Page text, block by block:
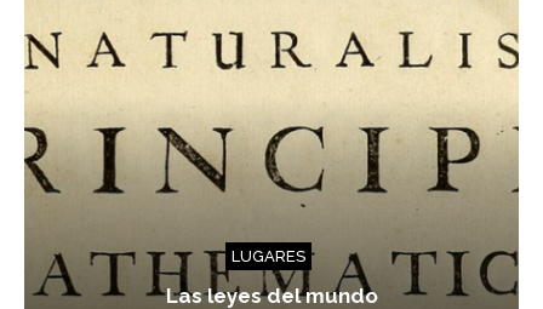
LUGARES
Las leyes del mundo